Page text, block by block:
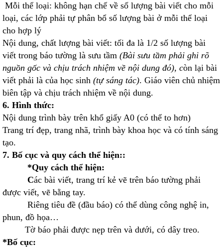
Mỗi thể loại: không hạn chế về số lượng bài viết cho mỗi
loại, các lớp phải tự phân bổ số lượng bài ở mỗi thể loại
cho hợp lý
Nội dung, chất lượng bài viết: tối đa là 1/2 số lượng bài
viết trong báo tường là sưu tầm (Bài sưu tầm phải ghi rõ
nguồn gốc và chịu trách nhiệm về nội dung đó), còn lại bài
viết phải là của học sinh (tự sáng tác). Giáo viên chủ nhiệm
biên tập và chịu trách nhiệm về nội dung.
6. Hình thức:
Nội dung trình bày trên khổ giấy A0 (có thể to hơn)
Trang trí đẹp, trang nhã, trình bày khoa học và có tính sáng
tạo.
7. Bố cục và quy cách thể hiện::
*Quy cách thể hiện:
Các bài viết, trang trí kẻ vẽ trên báo tường phải
được viết, vẽ bằng tay.
Riêng tiêu đề (đầu báo) có thể dùng công nghệ in,
phun, đồ họa…
Tờ báo phải được nẹp trên và dưới, có dây treo.
*Bố cục: